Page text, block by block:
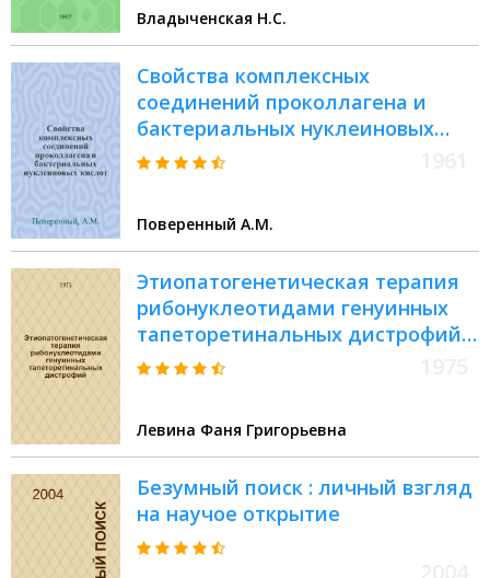
Владыченская Н.С.
Свойства комплексных
соединений проколлагена и
бактериальных нуклеиновых
кислот : (Некоторые вопросы
соискание ученой степени
кандидата медицинских наук
Поверенный А.М.
Этиопатогенетическая терапия
рибонуклеотидами генуинных
тапеторетинальных дистрофий :
Автореф. дис. на соиск. учен.
Левина Фаня Григорьевна
Безумный поиск : личный взгляд
на научое открытие